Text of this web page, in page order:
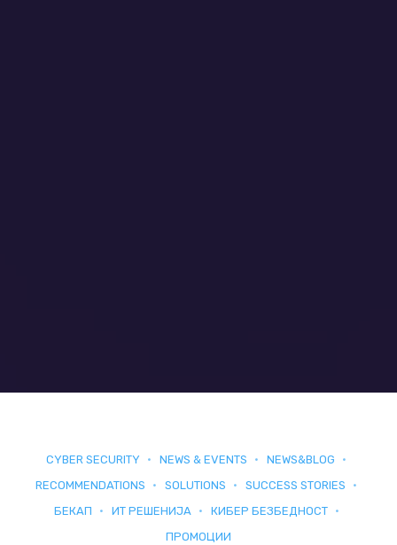
CYBER SECURITY NEWS & EVENTS
NEWS&BLOG
RECOMMENDATIONS
SOLUTIONS
SUCCESS STORIES
БЕКАП
ИТ РЕШЕНИЈА
КИБЕР БЕЗБЕДНОСТ
ПРОМОЦИИ